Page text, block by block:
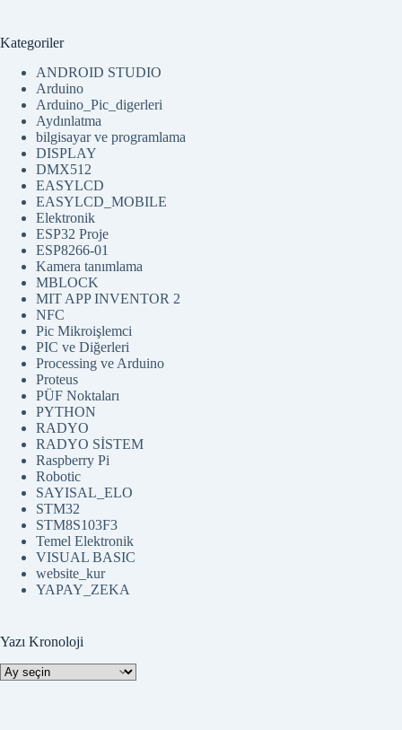
Kategoriler
ANDROID STUDIO
Arduino
Arduino_Pic_digerleri
Aydınlatma
bilgisayar ve programlama
DISPLAY
DMX512
EASYLCD
EASYLCD_MOBILE
Elektronik
ESP32 Proje
ESP8266-01
Kamera tanımlama
MBLOCK
MIT APP INVENTOR 2
NFC
Pic Mikroişlemci
PIC ve Diğerleri
Processing ve Arduino
Proteus
PÜF Noktaları
PYTHON
RADYO
RADYO SİSTEM
Raspberry Pi
Robotic
SAYISAL_ELO
STM32
STM8S103F3
Temel Elektronik
VISUAL BASIC
website_kur
YAPAY_ZEKA
Yazı Kronoloji
Yazı
Kronoloji